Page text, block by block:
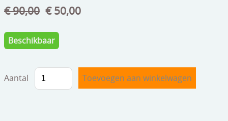
klokken
tapijten
boeken
geschenkcheques
€ 90,00 € 50,00
Beschikbaar
Aantal